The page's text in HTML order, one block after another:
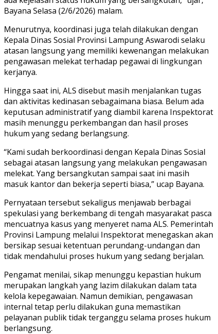
Bayana Selasa (2/6/2026) malam.
Menurutnya, koordinasi juga telah dilakukan dengan
Kepala Dinas Sosial Provinsi Lampung Aswarodi selaku
atasan langsung yang memiliki kewenangan melakukan
pengawasan melekat terhadap pegawai di lingkungan
kerjanya.
Hingga saat ini, ALS disebut masih menjalankan tugas
dan aktivitas kedinasan sebagaimana biasa. Belum ada
keputusan administratif yang diambil karena Inspektorat
masih menunggu perkembangan dan hasil proses
hukum yang sedang berlangsung.
“Kami sudah berkoordinasi dengan Kepala Dinas Sosial
sebagai atasan langsung yang melakukan pengawasan
melekat. Yang bersangkutan sampai saat ini masih
masuk kantor dan bekerja seperti biasa,” ucap Bayana.
Pernyataan tersebut sekaligus menjawab berbagai
spekulasi yang berkembang di tengah masyarakat pasca
mencuatnya kasus yang menyeret nama ALS. Pemerintah
Provinsi Lampung melalui Inspektorat menegaskan akan
bersikap sesuai ketentuan perundang-undangan dan
tidak mendahului proses hukum yang sedang berjalan.
Pengamat menilai, sikap menunggu kepastian hukum
merupakan langkah yang lazim dilakukan dalam tata
kelola kepegawaian. Namun demikian, pengawasan
internal tetap perlu dilakukan guna memastikan
pelayanan publik tidak terganggu selama proses hukum
berlangsung.